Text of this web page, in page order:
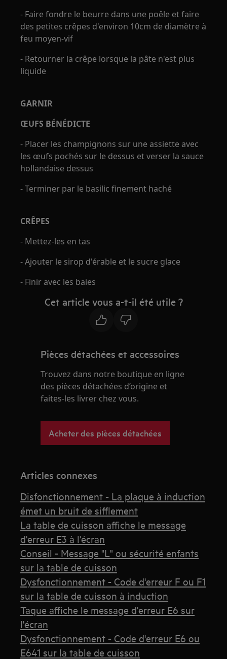
- Faire fondre le beurre dans une poêle et faire
des petites crêpes d'environ 10cm de diamètre à
feu moyen-vif
- Retourner la crêpe lorsque la pâte n'est plus
liquide
GARNIR
ŒUFS BÉNÉDICTE
- Placer les champignons sur une assiette avec
les œufs pochés sur le dessus et verser la sauce
hollandaise dessus
- Terminer par le basilic finement haché
CRÊPES
- Mettez-les en tas
- Ajouter le sirop d'érable et le sucre glace
- Finir avec les baies
Cet article vous a-t-il été utile ?
Pièces détachées et accessoires
Trouvez dans notre boutique en ligne
des pièces détachées d’origine et
faites-les livrer chez vous.
Acheter des pièces détachées
Articles connexes
Disfonctionnement - La plaque à induction
émet un bruit de sifflement
La table de cuisson affiche le message
d'erreur E3 à l'écran
Conseil - Message "L" ou sécurité enfants
sur la table de cuisson
Dysfonctionnement - Code d'erreur F ou F1
sur la table de cuisson à induction
Taque affiche le message d'erreur E6 sur
l'écran
Dysfonctionnement - Code d'erreur E6 ou
E641 sur la table de cuisson